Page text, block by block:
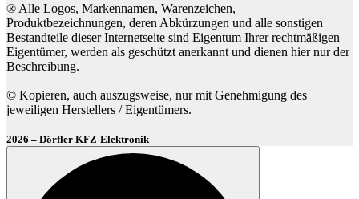
® Alle Logos, Markennamen, Warenzeichen,
Produktbezeichnungen, deren Abkürzungen und alle sonstigen
Bestandteile dieser Internetseite sind Eigentum Ihrer rechtmäßigen
Eigentümer, werden als geschützt anerkannt und dienen hier nur der
Beschreibung.
© Kopieren, auch auszugsweise, nur mit Genehmigung des
jeweiligen Herstellers / Eigentümers.
2026 – Dörfler KFZ-Elektronik